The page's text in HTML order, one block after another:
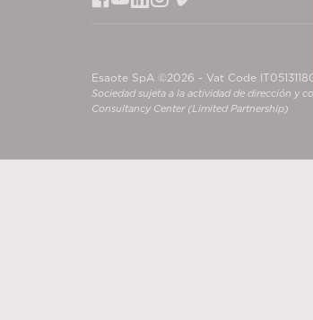
Esaote SpA ©2026 - Vat Code
Sociedad sujeta a la actividad de dirección y
Consultancy Center (Limited Partnership)